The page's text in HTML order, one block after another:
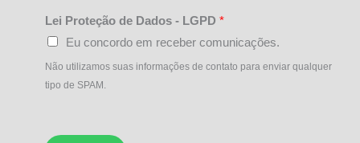
Lei Proteção de Dados - LGPD *
Eu concordo em receber comunicações.
Não utilizamos suas informações de contato para enviar qualquer
tipo de SPAM.